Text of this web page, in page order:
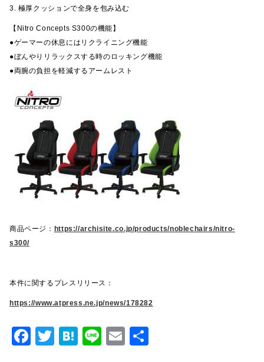
3. 極厚クッションで全身を包み込む
【Nitro Concepts S300の機能】
●ゲーマーの休息にはリクライニング機能
●ぼんやりリラックスする時のロッキング機能
●両腕の負担を軽減するアームレスト
商品ページ： https://archisite.co.jp/products/noblechairs/nitro-
s300/
本件に関するプレスリリース：
https://www.atpress.ne.jp/news/178282
F
T
H
Li E